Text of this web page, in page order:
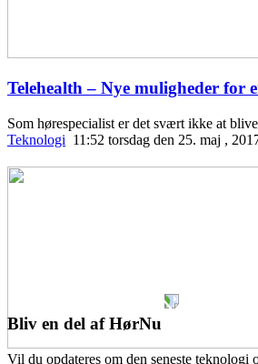
Telehealth – Nye muligheder for
Som hørespecialist er det svært ikke at
Teknologi 11:52 torsdag den 25. maj ,
Bliv en del af HørNu
Vil du opdateres om den seneste teknologi